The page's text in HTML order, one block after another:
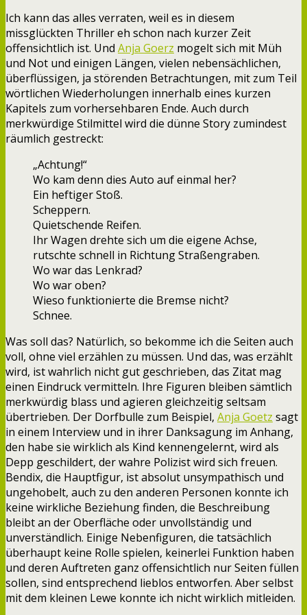
Ich kann das alles verraten, weil es in diesem
missglückten Thriller eh schon nach kurzer Zeit
offensichtlich ist. Und Anja Goerz mogelt sich mit Müh
und Not und einigen Längen, vielen nebensächlichen,
überflüssigen, ja störenden Betrachtungen, mit zum Teil
wörtlichen Wiederholungen innerhalb eines kurzen
Kapitels zum vorhersehbaren Ende. Auch durch
merkwürdige Stilmittel wird die dünne Story zumindest
räumlich gestreckt:
„Achtung!“
Wo kam denn dies Auto auf einmal her?
Ein heftiger Stoß.
Scheppern.
Quietschende Reifen.
Ihr Wagen drehte sich um die eigene Achse,
rutschte schnell in Richtung Straßengraben.
Wo war das Lenkrad?
Wo war oben?
Wieso funktionierte die Bremse nicht?
Schnee.
Was soll das? Natürlich, so bekomme ich die Seiten auch
voll, ohne viel erzählen zu müssen. Und das, was erzählt
wird, ist wahrlich nicht gut geschrieben, das Zitat mag
einen Eindruck vermitteln. Ihre Figuren bleiben sämtlich
merkwürdig blass und agieren gleichzeitig seltsam
übertrieben. Der Dorfbulle zum Beispiel, Anja Goetz sagt
in einem Interview und in ihrer Danksagung im Anhang,
den habe sie wirklich als Kind kennengelernt, wird als
Depp geschildert, der wahre Polizist wird sich freuen.
Bendix, die Hauptfigur, ist absolut unsympathisch und
ungehobelt, auch zu den anderen Personen konnte ich
keine wirkliche Beziehung finden, die Beschreibung
bleibt an der Oberfläche oder unvollständig und
unverständlich. Einige Nebenfiguren, die tatsächlich
überhaupt keine Rolle spielen, keinerlei Funktion haben
und deren Auftreten ganz offensichtlich nur Seiten füllen
sollen, sind entsprechend lieblos entworfen. Aber selbst
mit dem kleinen Lewe konnte ich nicht wirklich mitleiden.